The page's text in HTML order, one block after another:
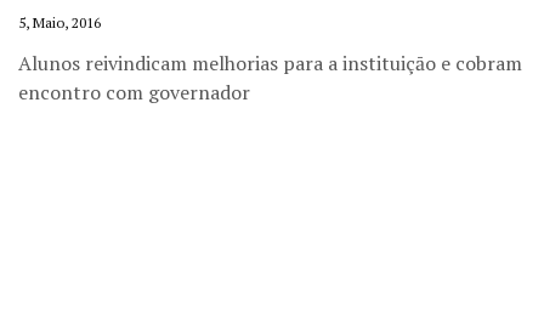
5, Maio, 2016
Alunos reivindicam melhorias para a instituiçāo e cobram
encontro com governador